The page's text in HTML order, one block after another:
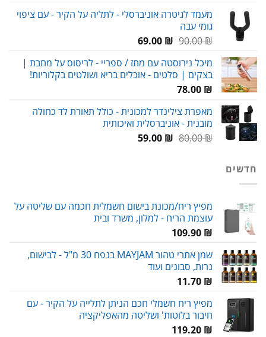
היה:
הוא:
מעמד לגיטרה אוניברסלי - לתליה על הקיר - עם ציפוי
גומי עבה
90.00₪
המחיר
היה:
90.00 ₪.
69.00 ₪
המחיר
הוא:
69.00 ₪.
מיכל נירוסטה עם מתז / ספריי - לריסוס על מחבת |
בצקים | סלטים - אוכלים בריא ושולטים בקלוריות!
78.00 ₪
מאפרת צילינדר למכונית - כולל תאורת לד כחולה
מובנית - אוניברסלית ואיכותית
80.00₪
המחיר59.00 ₪
המחיר
חדשים
מפיץ ריח/מכונת בישום חשמלית חכמה עם שליטה על
עוצמת הריח - למלון, משרד ובית
109.90 ₪
שמן אתרי טהור MAYJAM בנפח 30 מ"ל - לבישום,
נרות, סבונים ועוד
11.70 ₪
מפיץ ריח חשמלי חכם הניתן לתלייה על הקיר - עם
חיבור בלוטות' ושליטה מהאפליקציה
119.20 ₪